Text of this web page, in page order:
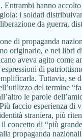
Entrambi hanno
i soldati
da guerra,
di propaganda
originario, e nei libri
aveva agito come
di
Tuttavia, se
del termine
le parole
faccio esperienza di
straniera, più
concetto di “più
propaganda